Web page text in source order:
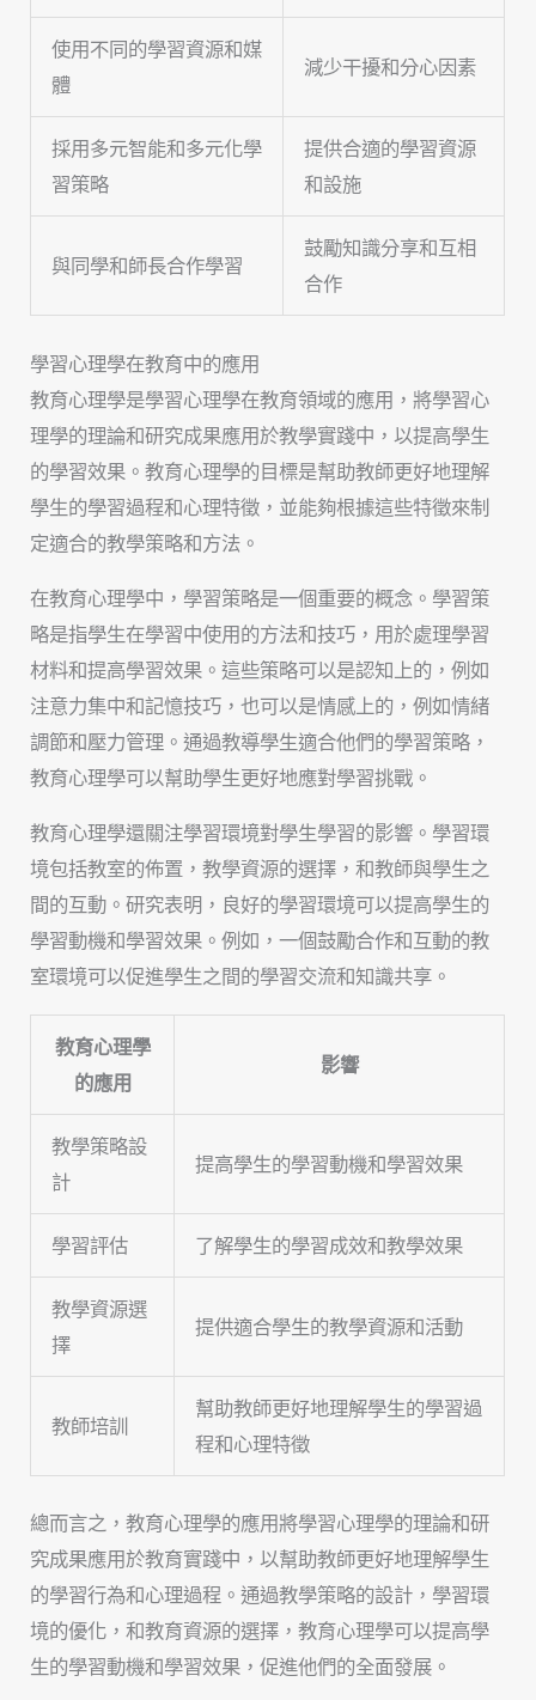
使用不同的學習資源和媒
體
減少干擾和分心因素
採用多元智能和多元化學
習策略
提供合適的學習資源
和設施
與同學和師長合作學習
鼓勵知識分享和互相
合作
學習心理學在教育中的應用
教育心理學是學習心理學在教育領域的應用，將學習心
理學的理論和研究成果應用於教學實踐中，以提高學生
的學習效果。教育心理學的目標是幫助教師更好地理解
學生的學習過程和心理特徵，並能夠根據這些特徵來制
定適合的教學策略和方法。
在教育心理學中，學習策略是一個重要的概念。學習策
略是指學生在學習中使用的方法和技巧，用於處理學習
材料和提高學習效果。這些策略可以是認知上的，例如
注意力集中和記憶技巧，也可以是情感上的，例如情緒
調節和壓力管理。通過教導學生適合他們的學習策略，
教育心理學可以幫助學生更好地應對學習挑戰。
教育心理學還關注學習環境對學生學習的影響。學習環
境包括教室的佈置，教學資源的選擇，和教師與學生之
間的互動。研究表明，良好的學習環境可以提高學生的
學習動機和學習效果。例如，一個鼓勵合作和互動的教
室環境可以促進學生之間的學習交流和知識共享。
教育心理學
的應用
影響
教學策略設
計
提高學生的學習動機和學習效果
學習評估 了解學生的學習成效和教學效果
教學資源選
擇
提供適合學生的教學資源和活動
教師培訓
幫助教師更好地理解學生的學習過
程和心理特徵
總而言之，教育心理學的應用將學習心理學的理論和研
究成果應用於教育實踐中，以幫助教師更好地理解學生
的學習行為和心理過程。通過教學策略的設計，學習環
境的優化，和教育資源的選擇，教育心理學可以提高學
生的學習動機和學習效果，促進他們的全面發展。